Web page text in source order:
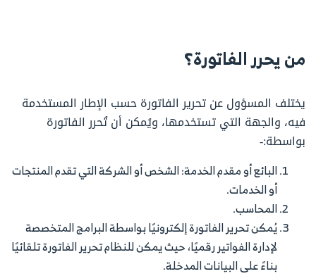
من يحرر الفاتورة؟
يختلف المسؤول عن تحرير الفاتورة حسب الإطار المستخدمة
فيه، والجهة التي تستخدمها، ويُمكن أن تُحرر الفاتورة
بواسطة:-
البائع أو مقدم الخدمة: الشخص أو الشركة التي تقدم المنتجات
أو الخدمات.
المحاسب.
يُمكن تحرير الفاتورة إلكترونيًا بواسطة البرامج المتخصصة
لإدارة الفواتير رقميًا، حيث يمكن للنظام تحرير الفاتورة تلقائيًا
بناءً على البيانات المدخلة.